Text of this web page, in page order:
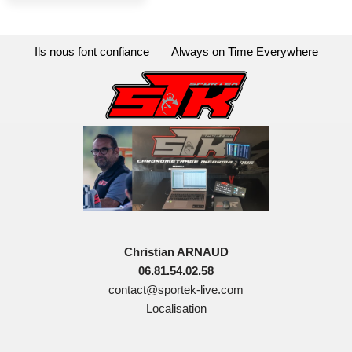
Ils nous font confiance Always on Time Everywhere
Christian ARNAUD
06.81.54.02.58
contact@sportek-live.com
Localisation